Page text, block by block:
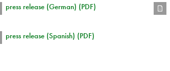
press release (German) (PDF)
press release (Spanish) (PDF)